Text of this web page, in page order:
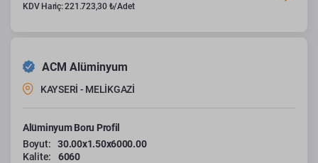
KDV Hariç: 221.723,30 ₺/Adet
ACM Alüminyum
KAYSERİ - MELİKGAZİ
Alüminyum Boru Profil
Boyut:
30.00x1.50x6000.00
Kalite:
6060